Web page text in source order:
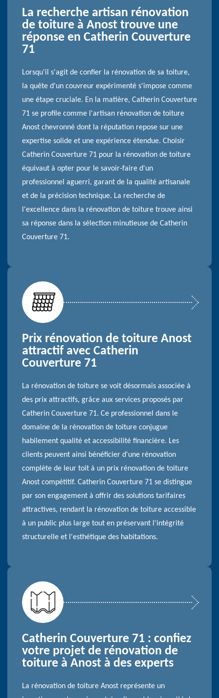
La recherche artisan rénovation
de toiture à Anost trouve une
réponse en Catherin Couverture
71
Lorsqu'il s'agit de confier la rénovation de sa toiture,
la quête d'un couvreur expérimenté s'impose comme
une étape cruciale. En la matière, Catherin Couverture
71 se profile comme l'artisan rénovation de toiture
Anost chevronné dont la réputation repose sur une
expertise solide et une expérience étendue. Choisir
Catherin Couverture 71 pour la rénovation de toiture
équivaut à opter pour le savoir-faire d'un
professionnel aguerri, garant de la qualité artisanale
et de la précision technique. La recherche de
l'excellence dans la rénovation de toiture trouve ainsi
sa réponse dans la sélection minutieuse de Catherin
Couverture 71.
Prix rénovation de toiture Anost
attractif avec Catherin
Couverture 71
La rénovation de toiture se voit désormais associée à
des prix attractifs, grâce aux services proposés par
Catherin Couverture 71. Ce professionnel dans le
domaine de la rénovation de toiture conjugue
habilement qualité et accessibilité financière. Les
clients peuvent ainsi bénéficier d'une rénovation
complète de leur toit à un prix rénovation de toiture
Anost compétitif. Catherin Couverture 71 se distingue
par son engagement à offrir des solutions tarifaires
attractives, rendant la rénovation de toiture accessible
à un public plus large tout en préservant l'intégrité
structurelle et l'esthétique des habitations.
Catherin Couverture 71 : confiez
votre projet de rénovation de
toiture à Anost à des experts
La rénovation de toiture Anost représente un